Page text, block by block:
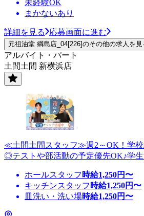
未経験OK
まかないあり
詳細を見る 応募画面に進む
元祖油堂 綱島店_04[226]のその他の求人を見
アルバイト・パート
土間土間 新横浜店
≪土間土間スタッフ≫週2～OK！学校
◎テストや部活動の予定優先OK♪学
ホールスタッフ 時給1,250円〜
キッチンスタッフ 時給1,250円〜
皿洗い・洗い場時給1,250円〜